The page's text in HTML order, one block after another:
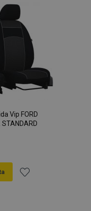
Lista
de
Deseos
Vip FORD
STANDARD